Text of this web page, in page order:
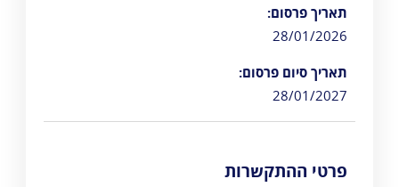
תאריך פרסום:
28/01/2026
תאריך סיום פרסום:
28/01/2027
פרטי ההתקשרות